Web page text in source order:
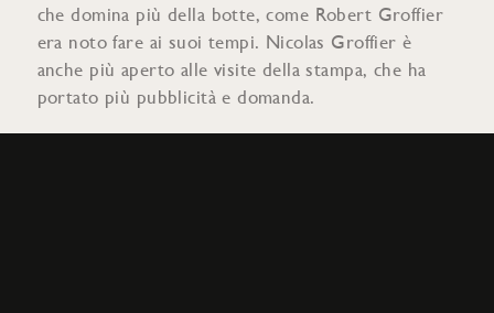
che domina più della botte, come Robert Groffier
era noto fare ai suoi tempi. Nicolas Groffier è
anche più aperto alle visite della stampa, che ha
portato più pubblicità e domanda.